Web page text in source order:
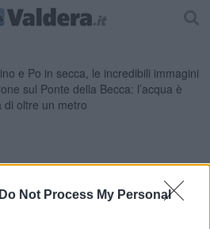
Do Not Process My Personal